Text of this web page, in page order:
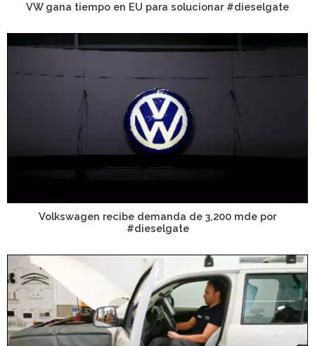
VW gana tiempo en EU para solucionar #dieselgate
Volkswagen recibe demanda de 3,200 mde por
#dieselgate